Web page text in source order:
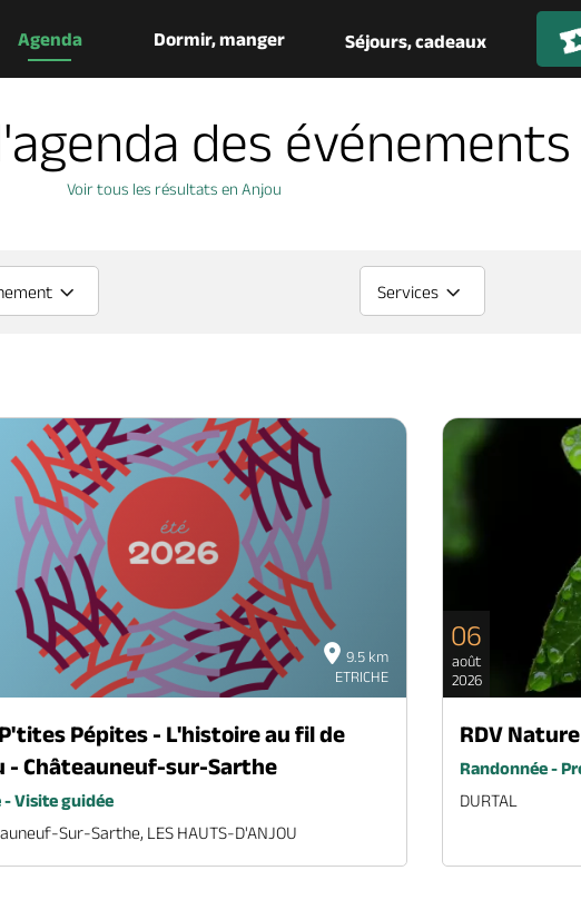
Agenda Dormir, manger Séjours, cadeaux
l'agenda des événements
Voir tous les résultats en Anjou
Services
9.5 km
ETRICHE
Pépites - L'histoire au fil de
- Châteauneuf-sur-Sarthe
- Visite guidée
Sur-Sarthe, LES HAUTS-D'ANJOU
06
août
2026
RDV
Randonnée -
DURTAL